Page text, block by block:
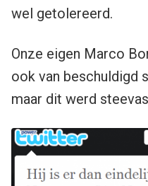
wel getolereerd.
Onze eigen Marco
ook van beschuldigd
maar dit werd